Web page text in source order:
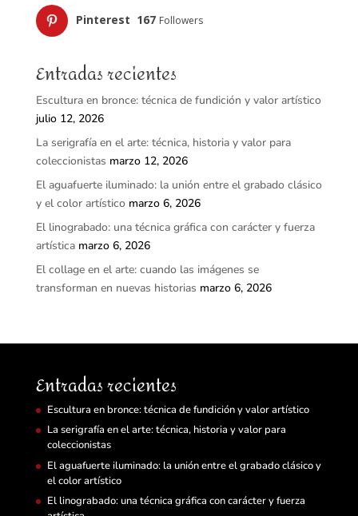
Pinterest 167 Followers
Entradas recientes
Escultura en bronce: técnica de fundición y valor artístico
julio 12, 2026
La serigrafía en el arte: técnica, historia y valor para
coleccionistas marzo 12, 2026
El aguafuerte iluminado: la unión entre el grabado clásico
y el color artístico marzo 6, 2026
El linograbado: una técnica gráfica con carácter y fuerza
artística marzo 6, 2026
El collage en el arte: cuando las imágenes se
transforman en nuevas historias marzo 6, 2026
Entradas recientes
Escultura en bronce: técnica de fundición y valor artístico
La serigrafía en el arte: técnica, historia y valor para
coleccionistas
El aguafuerte iluminado: la unión entre el grabado clásico y
el color artístico
El linograbado: una técnica gráfica con carácter y fuerza